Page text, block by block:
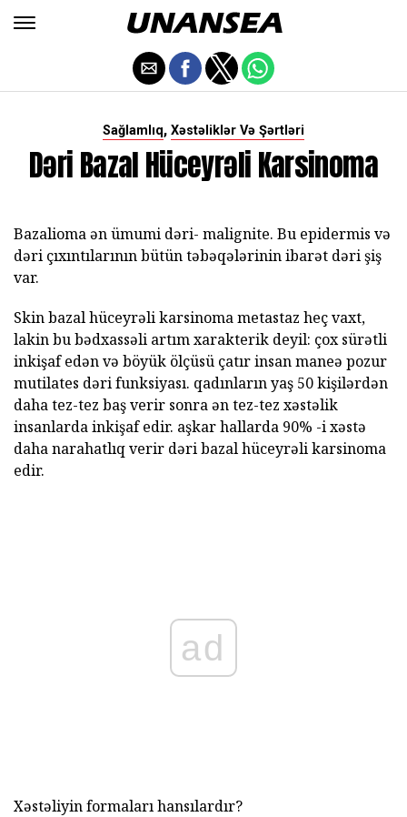
Sağlamlıq, Xəstəliklər Və Şərtləri
Dəri Bazal Hüceyrəli Karsinoma
Bazalioma ən ümumi dəri- malignite. Bu epidermis və
dəri çıxıntılarının bütün təbəqələrinin ibarət dəri şiş
var.
Skin bazal hüceyrəli karsinoma metastaz heç vaxt,
lakin bu bədxassəli artım xarakterik deyil: çox sürətli
inkişaf edən və böyük ölçüsü çatır insan maneə pozur
mutilates dəri funksiyası. qadınların yaş 50 kişilərdən
daha tez-tez baş verir sonra ən tez-tez xəstəlik
insanlarda inkişaf edir. aşkar hallarda 90% -i xəstə
daha narahatlıq verir dəri bazal hüceyrəli karsinoma
edir.
ad
Xəstəliyin formaları hansılardır?